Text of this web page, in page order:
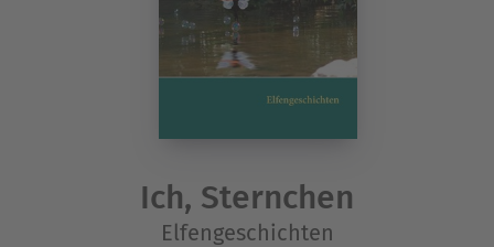
Ich, Sternchen
Elfengeschichten